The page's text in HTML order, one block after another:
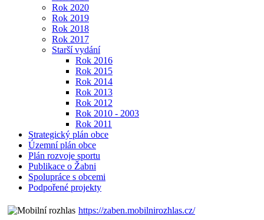
Rok 2020
Rok 2019
Rok 2018
Rok 2017
Starší vydání
Rok 2016
Rok 2015
Rok 2014
Rok 2013
Rok 2012
Rok 2010 - 2003
Rok 2011
Strategický plán obce
Územní plán obce
Plán rozvoje sportu
Publikace o Žabni
Spolupráce s obcemi
Podpořené projekty
https://zaben.mobilnirozhlas.cz/